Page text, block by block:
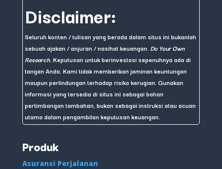
Disclaimer:
Seluruh konten / tulisan yang berada dalam situs ini bukanlah
sebuah ajakan / anjuran / nasihat keuangan. Do Your Own
Research . Keputusan untuk berinvestasi sepenuhnya ada di
tangan Anda. Kami tidak memberikan jaminan keuntungan
maupun perlindungan terhadap risiko kerugian. Gunakan
informasi yang tersedia di situs ini sebagai bahan
pertimbangan tambahan, bukan sebagai instruksi atau acuan
utama dalam pengambilan keputusan keuangan.
Produk
Asuransi Perjalanan